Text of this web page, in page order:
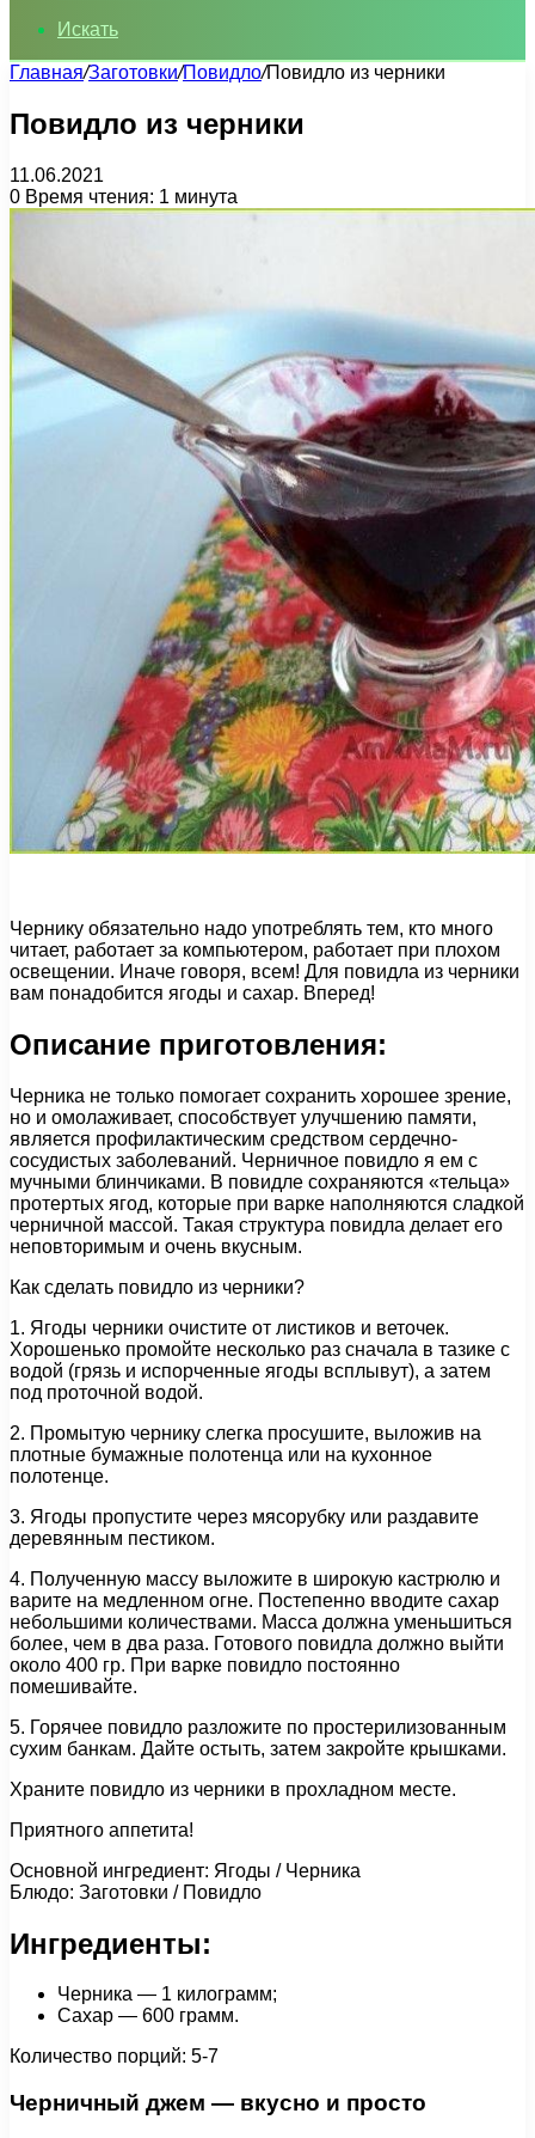
Искать
Главная/Заготовки/Повидло/Повидло из черники
Повидло из черники
11.06.2021
0 Время чтения: 1 минута
Чернику обязательно надо употреблять тем, кто много
читает, работает за компьютером, работает при плохом
освещении. Иначе говоря, всем! Для повидла из черники
вам понадобится ягоды и сахар. Вперед!
Описание приготовления:
Черника не только помогает сохранить хорошее зрение,
но и омолаживает, способствует улучшению памяти,
является профилактическим средством сердечно-
сосудистых заболеваний. Черничное повидло я ем с
мучными блинчиками. В повидле сохраняются «тельца»
протертых ягод, которые при варке наполняются сладкой
черничной массой. Такая структура повидла делает его
неповторимым и очень вкусным.
Как сделать повидло из черники?
1. Ягоды черники очистите от листиков и веточек.
Хорошенько промойте несколько раз сначала в тазике с
водой (грязь и испорченные ягоды всплывут), а затем
под проточной водой.
2. Промытую чернику слегка просушите, выложив на
плотные бумажные полотенца или на кухонное
полотенце.
3. Ягоды пропустите через мясорубку или раздавите
деревянным пестиком.
4. Полученную массу выложите в широкую кастрюлю и
варите на медленном огне. Постепенно вводите сахар
небольшими количествами. Масса должна уменьшиться
более, чем в два раза. Готового повидла должно выйти
около 400 гр. При варке повидло постоянно
помешивайте.
5. Горячее повидло разложите по простерилизованным
сухим банкам. Дайте остыть, затем закройте крышками.
Храните повидло из черники в прохладном месте.
Приятного аппетита!
Основной ингредиент: Ягоды / Черника
Блюдо: Заготовки / Повидло
Ингредиенты:
Черника — 1 килограмм;
Сахар — 600 грамм.
Количество порций: 5-7
Черничный джем — вкусно и просто